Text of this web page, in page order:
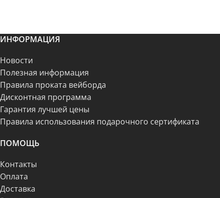
ИНФОРМАЦИЯ
Новости
Полезная информация
Правила проката вейборда
Дисконтная программа
Гарантия лучшей цены
Правила использования подарочного сертификата
ПОМОЩЬ
Контакты
Оплата
Доставка